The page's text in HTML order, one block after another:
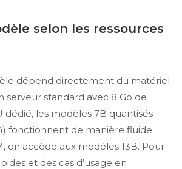
selon les ressources
dépend directement du matériel
serveur standard avec 8 Go de
dédié, les modèles 7B quantisés
fonctionnent de manière fluide.
on accède aux modèles 13B. Pour
et des cas d’usage en